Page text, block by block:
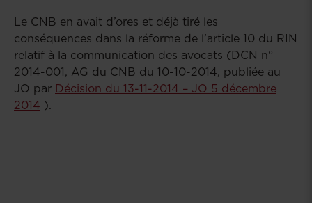
Le CNB en avait d’ores et déjà tiré les
conséquences dans la réforme de l’article 10 du RIN
relatif à la communication des avocats (DCN n°
2014-001, AG du CNB du 10-10-2014, publiée au
JO par Décision du 13-11-2014 – JO 5 décembre
2014 ).